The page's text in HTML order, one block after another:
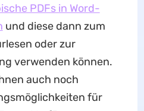
PDFs in Word-
und diese dann zum
oder zur
verwenden können.
auch noch
für